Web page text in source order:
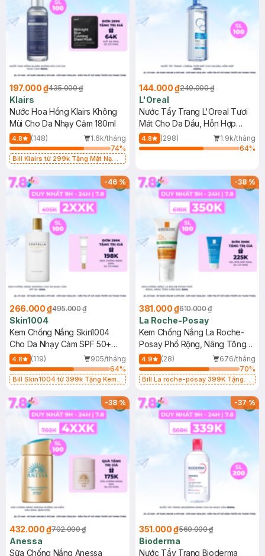
197.000 ₫435.000 ₫
Klairs
Nước Hoa Hồng Klairs Không
Mùi Cho Da Nhạy Cảm 180ml
4.8 (148)
1.6k/tháng
74%
Bill Klairs từ 299k Tặng Mặt Nạ
25ml (SL Có Hạn)
144.000 ₫249.000 ₫
L'Oreal
Nước Tẩy Trang L'Oreal Tươi
Mát Cho Da Dầu, Hỗn Hợp
400ml
4.8 (298)
1.9k/tháng
64%
-46%
266.000 ₫495.000 ₫
Skin1004
Kem Chống Nắng Skin1004
Cho Da Nhạy Cảm SPF 50+
50ml
4.8 (119)
905/tháng
64%
Bill Skin1004 từ 399k Tặng Kem
SPF 50+ 20ml (SL Có Hạn)
-38%
381.000 ₫610.000 ₫
La Roche-Posay
Kem Chống Nắng La Roche-
Posay Phổ Rộng, Nâng Tông
Kiềm Dầu 50ml
4.9 (28)
676/tháng
70%
Bill La roche-posay 399K Tặng
(SL có hạn)
-38%
432.000 ₫702.000 ₫
Anessa
Sữa Chống Nắng Anessa
-37%
351.000 ₫560.000 ₫
Bioderma
Nước Tẩy Trang Bioderma